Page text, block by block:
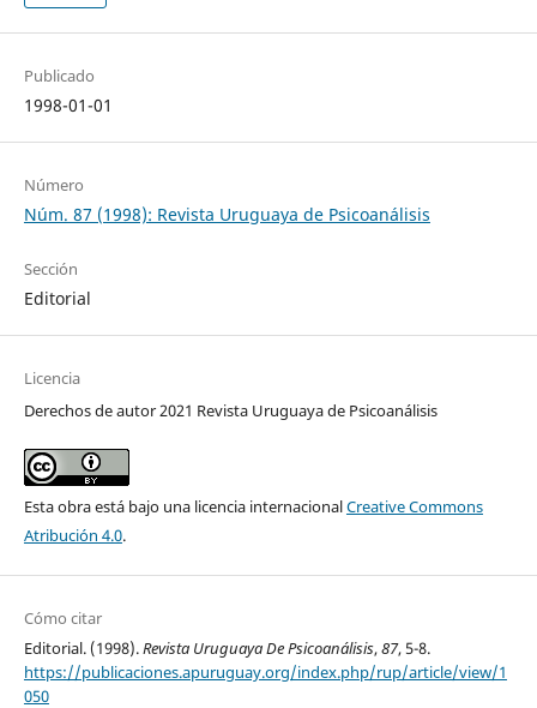
Publicado
1998-01-01
Número
Núm. 87 (1998): Revista Uruguaya de Psicoanálisis
Sección
Editorial
Licencia
Derechos de autor 2021 Revista Uruguaya de Psicoanálisis
Esta obra está bajo una licencia internacionalCreative Commons
Atribución 4.0.
Cómo citar
Editorial. (1998).Revista Uruguaya De Psicoanálisis,87, 5-8.
https://publicaciones.apuruguay.org/index.php/rup/article/view/1
050